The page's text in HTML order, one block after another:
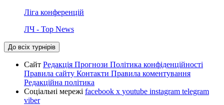
Ліга конференцій
ЛЧ - Top News
До всіх турнірів
Сайт Редакція Прогнози Політика конфіденційності
Правила сайту Контакти Правила коментування
Редакційна політика
Соціальні мережі facebook x youtube instagram telegram
viber